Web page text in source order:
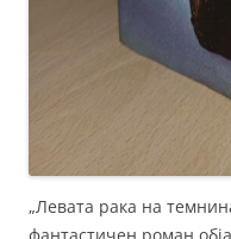
„Левата рака на